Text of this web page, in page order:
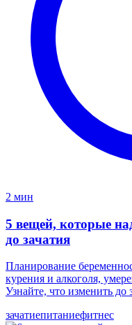
2 мин
5 вещей, которые
до зачатия
Планирование
курения и алкоголя,
Узнайте, что изменить до
зачатиепитаниефитнес